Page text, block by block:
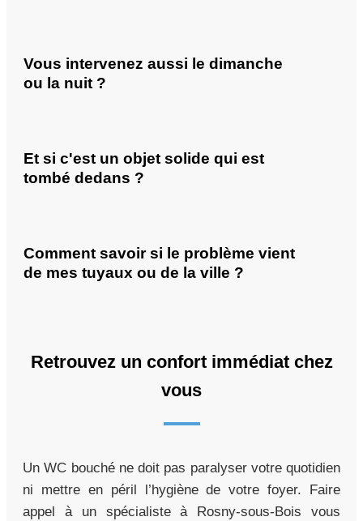
Vous intervenez aussi le dimanche
ou la nuit ?
Et si c'est un objet solide qui est
tombé dedans ?
Comment savoir si le problème vient
de mes tuyaux ou de la ville ?
Retrouvez un confort immédiat chez
vous
Un WC bouché ne doit pas paralyser votre quotidien
ni mettre en péril l’hygiène de votre foyer. Faire
appel à un spécialiste à Rosny-sous-Bois vous